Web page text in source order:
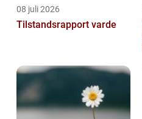
08 juli 2026
Tilstandsrapport varde